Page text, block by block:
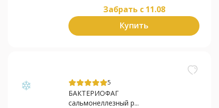
Забрать c 11.08
Купить
5
БАКТЕРИОФАГ
сальмонеллезный р...